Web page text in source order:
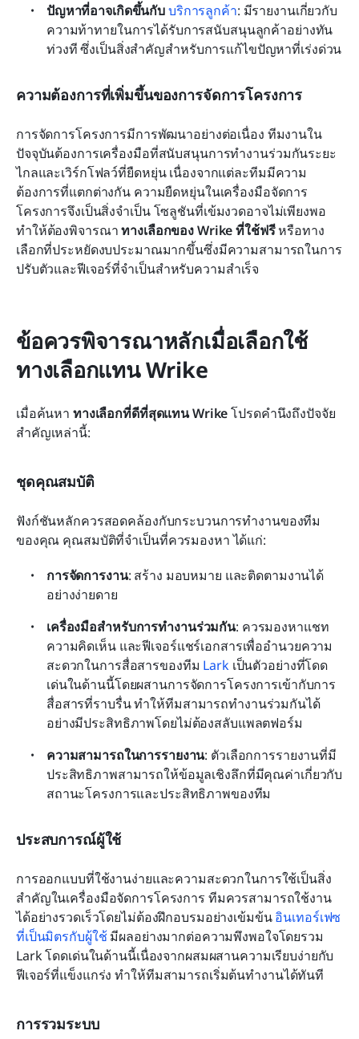
ปัญหาที่อาจเกิดขึ้นกับบริการลูกค้า: มีรายงานเกี่ยวกับ
ความท้าทายในการได้รับการสนับสนุนลูกค้าอย่างทัน
ท่วงที ซึ่งเป็นสิ่งสำคัญสำหรับการแก้ไขปัญหาที่เร่งด่วน
ความต้องการที่เพิ่มขึ้นของการจัดการโครงการ
การจัดการโครงการมีการพัฒนาอย่างต่อเนื่อง ทีมงานใน
ปัจจุบันต้องการเครื่องมือที่สนับสนุนการทำงานร่วมกันระยะ
ไกลและเวิร์กโฟลว์ที่ยืดหยุ่น เนื่องจากแต่ละทีมมีความ
ต้องการที่แตกต่างกัน ความยืดหยุ่นในเครื่องมือจัดการ
โครงการจึงเป็นสิ่งจำเป็น โซลูชันที่เข้มงวดอาจไม่เพียงพอ
ทำให้ต้องพิจารณา ทางเลือกของ Wrike ที่ใช้ฟรี หรือทาง
เลือกที่ประหยัดงบประมาณมากขึ้นซึ่งมีความสามารถในการ
ปรับตัวและฟีเจอร์ที่จำเป็นสำหรับความสำเร็จ
ข้อควรพิจารณาหลักเมื่อเลือกใช้
ทางเลือกแทน Wrike
เมื่อค้นหา ทางเลือกที่ดีที่สุดแทน Wrike โปรดคำนึงถึงปัจจัย
สำคัญเหล่านี้:
ชุดคุณสมบัติ
ฟังก์ชันหลักควรสอดคล้องกับกระบวนการทำงานของทีม
ของคุณ คุณสมบัติที่จำเป็นที่ควรมองหา ได้แก่:
การจัดการงาน: สร้าง มอบหมาย และติดตามงานได้
อย่างง่ายดาย
เครื่องมือสำหรับการทำงานร่วมกัน: ควรมองหาแชท
ความคิดเห็น และฟีเจอร์แชร์เอกสารเพื่ออำนวยความ
สะดวกในการสื่อสารของทีม Lark เป็นตัวอย่างที่โดด
เด่นในด้านนี้โดยผสานการจัดการโครงการเข้ากับการ
สื่อสารที่ราบรื่น ทำให้ทีมสามารถทำงานร่วมกันได้
อย่างมีประสิทธิภาพโดยไม่ต้องสลับแพลตฟอร์ม
ความสามารถในการรายงาน: ตัวเลือกการรายงานที่มี
ประสิทธิภาพสามารถให้ข้อมูลเชิงลึกที่มีคุณค่าเกี่ยวกับ
สถานะโครงการและประสิทธิภาพของทีม
ประสบการณ์ผู้ใช้
การออกแบบที่ใช้งานง่ายและความสะดวกในการใช้เป็นสิ่ง
สำคัญในเครื่องมือจัดการโครงการ ทีมควรสามารถใช้งาน
ได้อย่างรวดเร็วโดยไม่ต้องฝึกอบรมอย่างเข้มข้น อินเทอร์เฟซ
ที่เป็นมิตรกับผู้ใช้ มีผลอย่างมากต่อความพึงพอใจโดยรวม
Lark โดดเด่นในด้านนี้เนื่องจากผสมผสานความเรียบง่ายกับ
ฟีเจอร์ที่แข็งแกร่ง ทำให้ทีมสามารถเริ่มต้นทำงานได้ทันที
การรวมระบบ